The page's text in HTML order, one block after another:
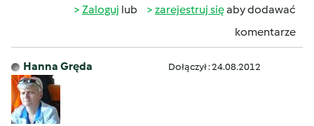
Zaloguj lub zarejestruj sięaby dodawać
komentarze
Hanna Gręda Dołączył : 24.08.2012